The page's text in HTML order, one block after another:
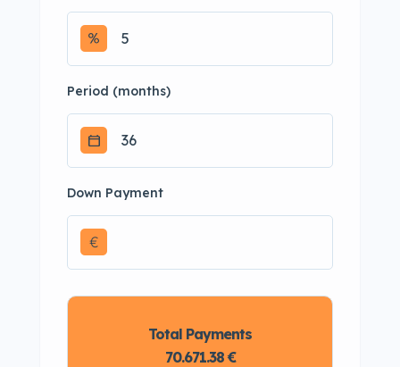
Period (months)
Down Payment
€
Total Payments
70.671.38 €